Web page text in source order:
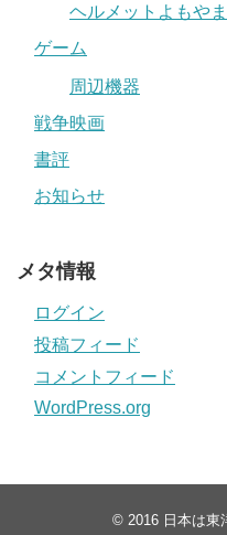
ヘルメットよもや
ゲーム
周辺機器
戦争映画
書評
お知らせ
メタ情報
ログイン
投稿フィード
コメントフィード
WordPress.org
© 2016 日本は東